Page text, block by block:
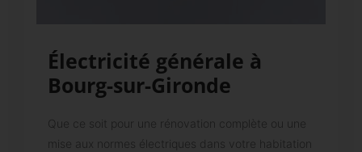
Électricité générale à
Bourg-sur-Gironde
Que ce soit pour une rénovation complète ou une
mise aux normes électriques dans votre habitation